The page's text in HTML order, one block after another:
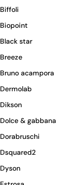
Biffoli
Biopoint
Black star
Breeze
Bruno acampora
Dermolab
Dikson
Dolce & gabbana
Dorabruschi
Dsquared2
Dyson